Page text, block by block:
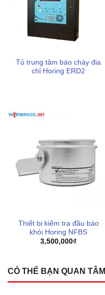
Tủ trung tâm báo cháy địa
chỉ Horing ERD2
Thiết bị kiểm tra đầu báo
khói Horing NFBS
3,500,000₫
CÓ THỂ BẠN QUAN TÂM